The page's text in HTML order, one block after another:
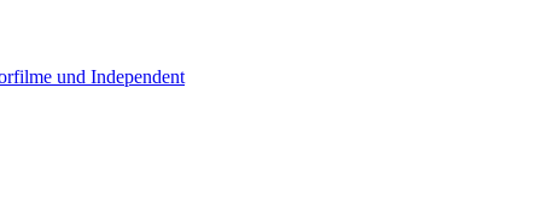
und Independent